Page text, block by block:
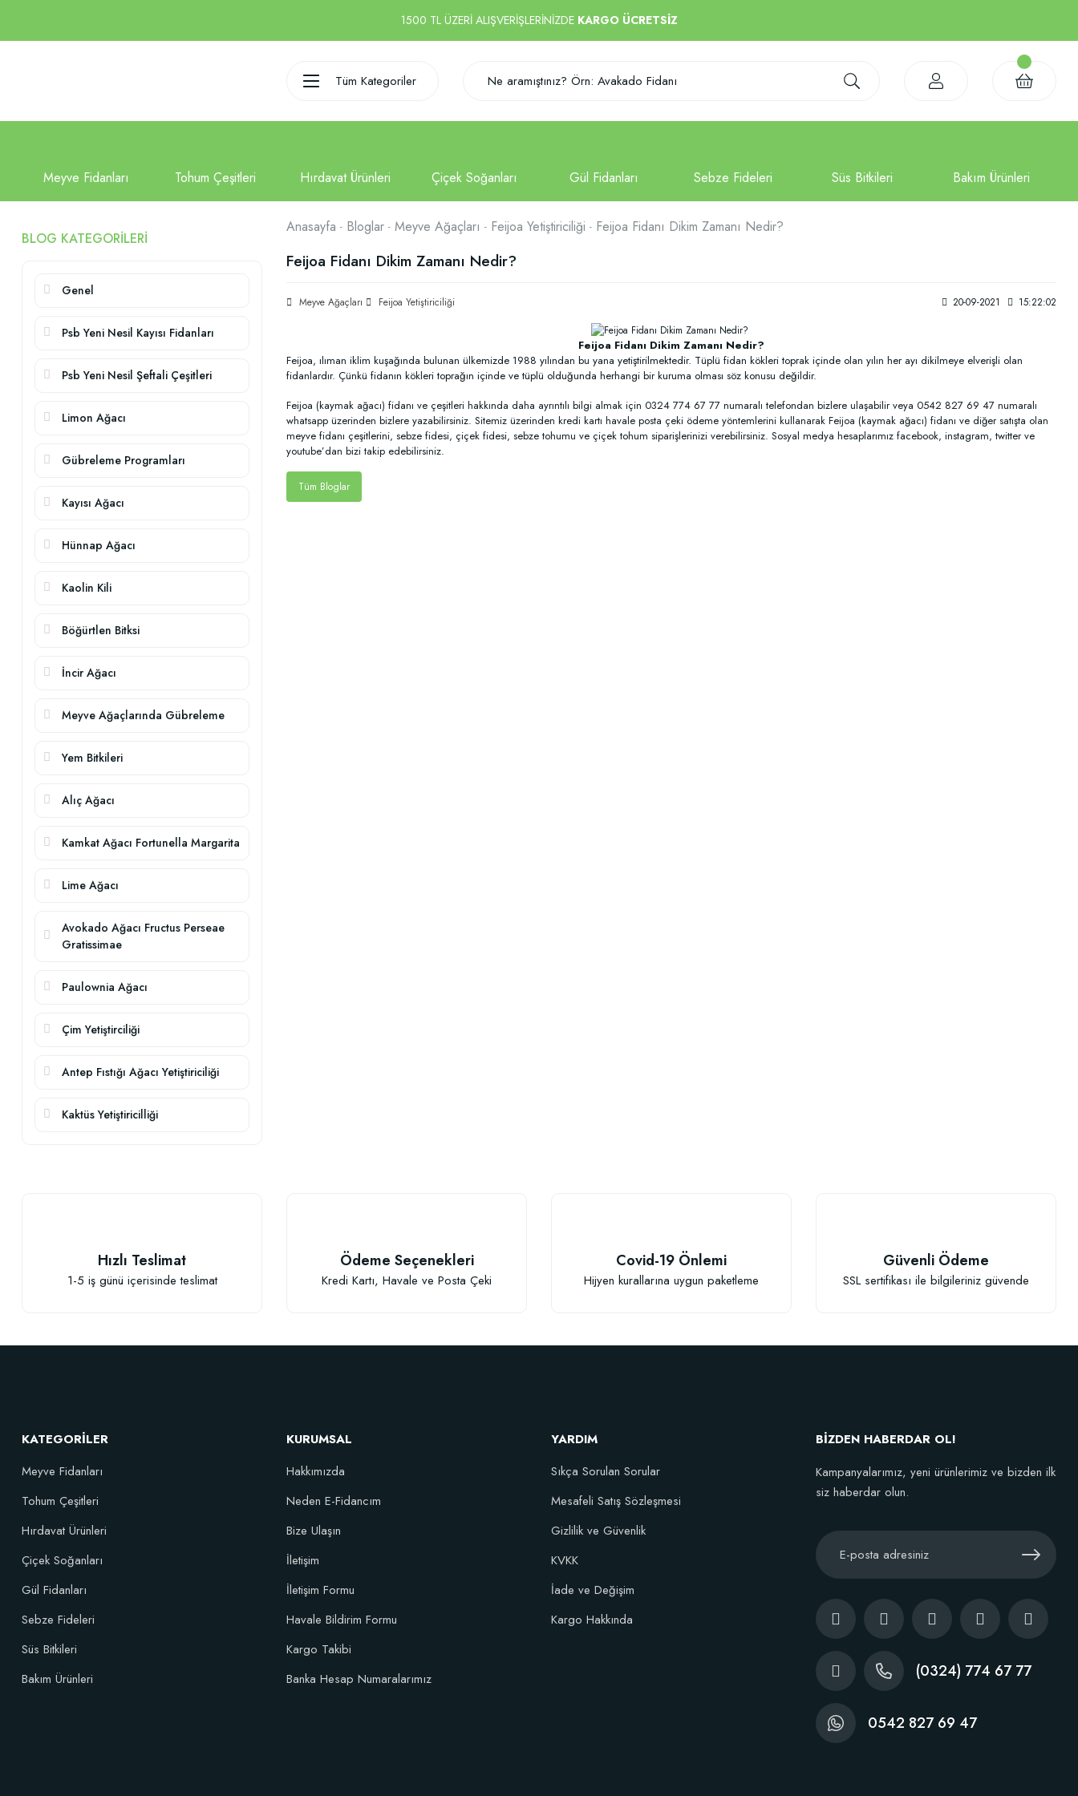
1500 TL ÜZERİ ALIŞVERİŞLERİNİZDE KARGO ÜCRETSİZ
Tüm Kategoriler
BLOG KATEGORILERI
Genel
Psb Yeni Nesil Kayısı Fidanları
Psb Yeni Nesil Şeftali Çeşitleri
Limon Ağacı
Gübreleme Programları
Kayısı Ağacı
Hünnap Ağacı
Kaolin Kili
Böğürtlen Bitksi
İncir Ağacı
Meyve Ağaçlarında Gübreleme
Yem Bitkileri
Alıç Ağacı
Kamkat Ağacı Fortunella Margarita
Lime Ağacı
Avokado Ağacı Fructus Perseae
Gratissimae
Paulownia Ağacı
Çim Yetiştirciliği
Antep Fıstığı Ağacı Yetiştiriciliği
Kaktüs Yetiştiricilliği
Anasayfa Bloglar Meyve Ağaçları Feijoa Yetiştiriciliği Feijoa Fidanı Dikim Zamanı Nedir?
Feijoa Fidanı Dikim Zamanı Nedir?
Meyve Ağaçları Feijoa Yetiştiriciliği 20-09-2021 15:22:02
Feijoa Fidanı Dikim Zamanı Nedir?
Feijoa, ılıman iklim kuşağında bulunan ülkemizde 1988 yılından bu yana yetiştirilmektedir. Tüplü fidan kökleri toprak içinde olan yılın her ayı dikilmeye elverişli olan
fidanlardır. Çünkü fidanın kökleri toprağın içinde ve tüplü olduğunda herhangi bir kuruma olması söz konusu değildir.
Feijoa (kaymak ağacı) fidanı ve çeşitleri hakkında daha ayrıntılı bilgi almak için 0324 774 67 77 numaralı telefondan bizlere ulaşabilir veya 0542 827 69 47 numaralı
whatsapp üzerinden bizlere yazabilirsiniz. Sitemiz üzerinden kredi kartı havale posta çeki ödeme yöntemlerini kullanarak Feijoa (kaymak ağacı) fidanı ve diğer satışta olan
meyve fidanı çeşitlerini, sebze fidesi, çiçek fidesi, sebze tohumu ve çiçek tohum siparişlerinizi verebilirsiniz. Sosyal medya hesaplarımız facebook, instagram, twitter ve
youtube’dan bizi takip edebilirsiniz.
Tüm Bloglar
Hızlı Teslimat
1-5 iş günü içerisinde teslimat
Ödeme Seçenekleri
Kredi Kartı, Havale ve Posta Çeki
Covid-19 Önlemi
Hijyen kurallarına uygun paketleme
Güvenli Ödeme
SSL sertifikası ile bilgileriniz güvende
KATEGORİLER
Meyve Fidanları
Tohum Çeşitleri
Hırdavat Ürünleri
Çiçek Soğanları
Gül Fidanları
Sebze Fideleri
Süs Bitkileri
Bakım Ürünleri
KURUMSAL
Hakkımızda
Neden E-Fidancım
Bize Ulaşın
İletişim
İletişim Formu
Havale Bildirim Formu
Kargo Takibi
Banka Hesap Numaralarımız
YARDIM
Sıkça Sorulan Sorular
Mesafeli Satış Sözleşmesi
Gizlilik ve Güvenlik
KVKK
İade ve Değişim
Kargo Hakkında
BİZDEN HABERDAR OL!
Kampanyalarımız, yeni ürünlerimiz ve bizden ilk
siz haberdar olun.
(0324) 774 67 77
0542 827 69 47